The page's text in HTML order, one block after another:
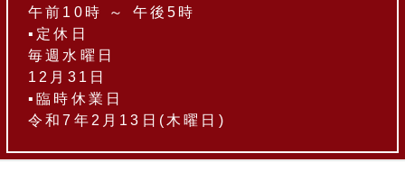
午前10時 ～ 午後5時
▪定休日
毎週水曜日
12月31日
▪臨時休業日
令和7年2月13日(木曜日)